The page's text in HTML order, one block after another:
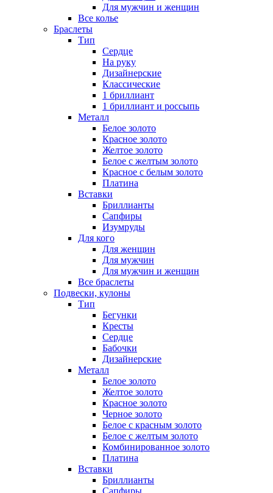
Для мужчин и женщин
Все колье
Браслеты
Тип
Сердце
На руку
Дизайнерские
Классические
1 бриллиант
1 бриллиант и россыпь
Металл
Белое золото
Красное золото
Желтое золото
Белое с желтым золото
Красное с белым золото
Платина
Вставки
Бриллианты
Сапфиры
Изумруды
Для кого
Для женщин
Для мужчин
Для мужчин и женщин
Все браслеты
Подвески, кулоны
Тип
Бегунки
Кресты
Сердце
Бабочки
Дизайнерские
Металл
Белое золото
Желтое золото
Красное золото
Черное золото
Белое с красным золото
Белое с желтым золото
Комбинированное золото
Платина
Вставки
Бриллианты
Сапфиры